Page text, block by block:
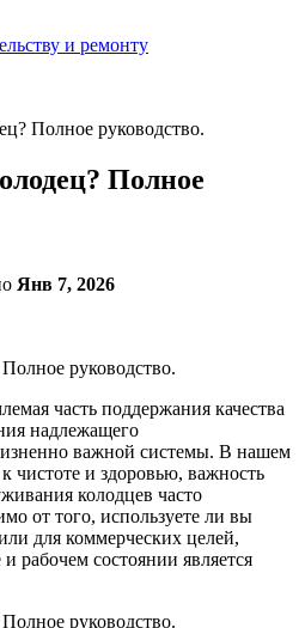
и ремонту
Полное руководство.
Полное
Янв 7, 2026
часть поддержания качества
надлежащего
важной системы. В нашем
чистоте и здоровью, важность
колодцев часто
от того, используете ли вы
для коммерческих целей,
рабочем состоянии является